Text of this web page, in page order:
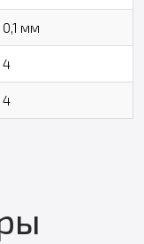
0,1 мм
4
4